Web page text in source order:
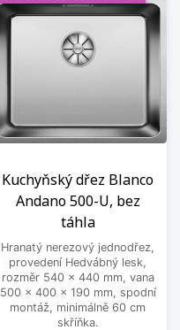
Kuchyňský dřez Blanco
Andano 500-U, bez
táhla
Hranatý nerezový jednodřez,
provedení Hedvábný lesk,
rozměr 540 x 440 mm, vana
500 x 400 x 190 mm, spodní
montáž, minimálně 60 cm
skříňka.